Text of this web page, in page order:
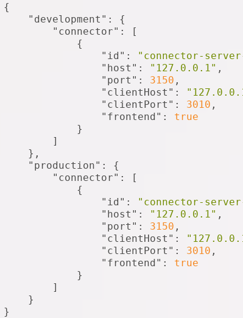
{
"development" : {
"connector" : [
            {
"id" : "connector-
"host" : "127.0.0.1" ,
"port" : 3150 ,
"clientHost" :
"clientPort" : 3010 ,
"frontend" : true
            }
        ]
    },
"production" : {
"connector" : [
            {
"id" : "connector-
"host" : "127.0.0.1" ,
"port" : 3150 ,
"clientHost" :
"clientPort" : 3010 ,
"frontend" : true
            }
        ]
    }
}